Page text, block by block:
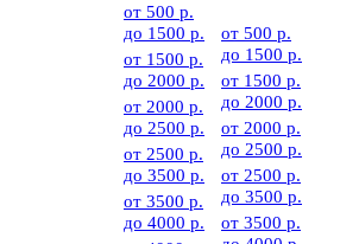
от 500 р.
до 1500 р.
от 1500 р.
до 2000 р.
от 2000 р.
до 2500 р.
от 2500 р.
до 3500 р.
от 3500 р.
до 4000 р.
от 500 р.
до 1500 р.
от 1500 р.
до 2000 р.
от 2000 р.
до 2500 р.
от 2500 р.
до 3500 р.
от 3500 р.